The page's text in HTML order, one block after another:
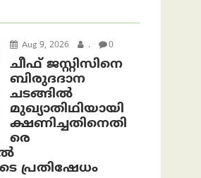
Aug 9, 2026 . 0
ചീഫ് ജസ്റ്റിസിനെ
ബിരുദദാന
ചടങ്ങില്‍
മുഖ്യാതിഥിയായി
ക്ഷണിച്ചതിനെതി
രെ
പ്രതിഷേധം